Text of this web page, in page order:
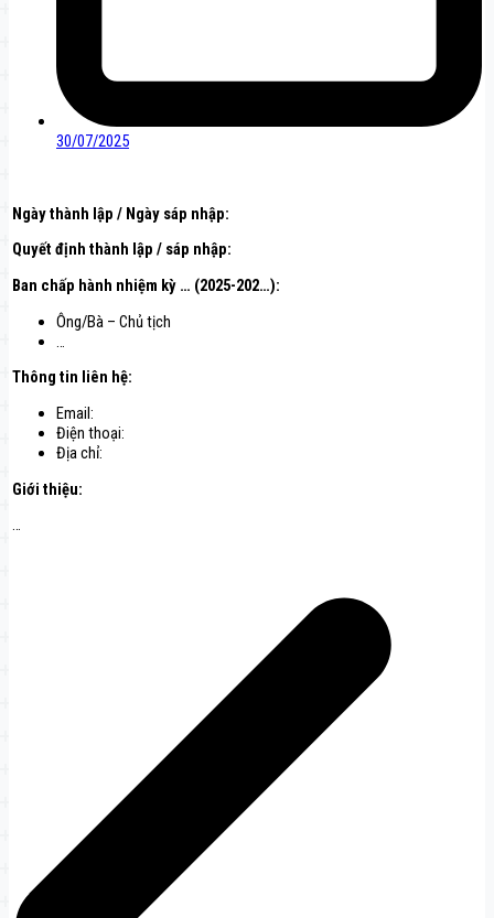
30/07/2025
Ngày thành lập / Ngày sáp nhập:
Quyết định thành lập / sáp nhập:
Ban chấp hành nhiệm kỳ … (2025-202…):
Ông/Bà – Chủ tịch
…
Thông tin liên hệ:
Email:
Điện thoại:
Địa chỉ:
Giới thiệu:
…